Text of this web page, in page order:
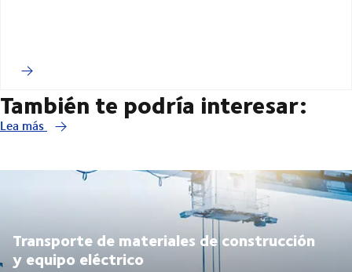
También te podría interesar:
Lea más
Transporte de materiales de construcción
y equipo eléctrico